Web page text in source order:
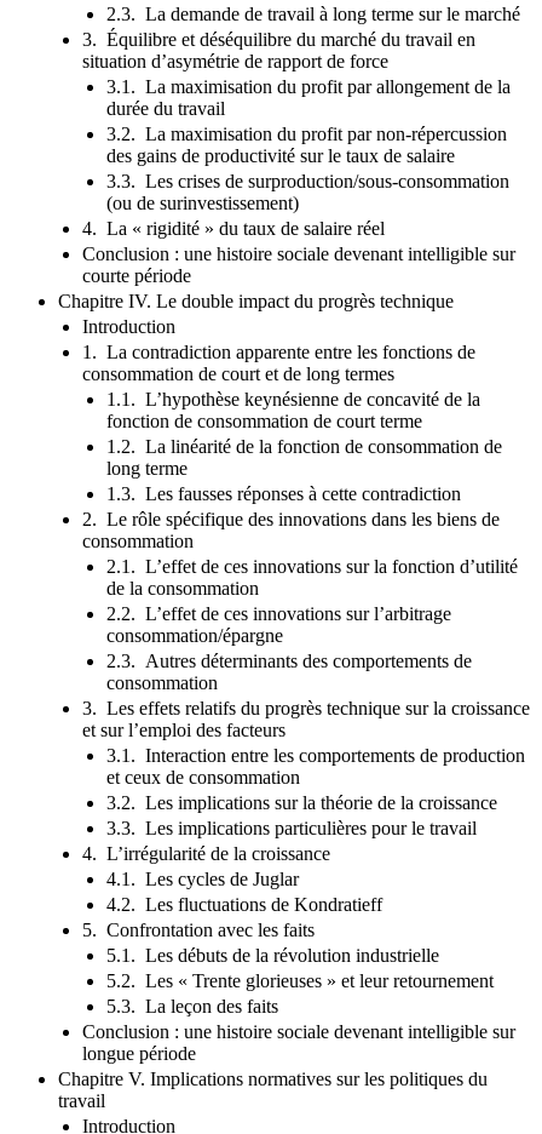
2.3. La demande de travail à long terme sur le marché
3. Équilibre et déséquilibre du marché du travail en
situation d’asymétrie de rapport de force
3.1. La maximisation du profit par allongement de la
durée du travail
3.2. La maximisation du profit par non-répercussion
des gains de productivité sur le taux de salaire
3.3. Les crises de surproduction/sous-consommation
(ou de surinvestissement)
4. La « rigidité » du taux de salaire réel
Conclusion : une histoire sociale devenant intelligible sur
courte période
Chapitre IV. Le double impact du progrès technique
Introduction
1. La contradiction apparente entre les fonctions de
consommation de court et de long termes
1.1. L’hypothèse keynésienne de concavité de la
fonction de consommation de court terme
1.2. La linéarité de la fonction de consommation de
long terme
1.3. Les fausses réponses à cette contradiction
2. Le rôle spécifique des innovations dans les biens de
consommation
2.1. L’effet de ces innovations sur la fonction d’utilité
de la consommation
2.2. L’effet de ces innovations sur l’arbitrage
consommation/épargne
2.3. Autres déterminants des comportements de
consommation
3. Les effets relatifs du progrès technique sur la croissance
et sur l’emploi des facteurs
3.1. Interaction entre les comportements de production
et ceux de consommation
3.2. Les implications sur la théorie de la croissance
3.3. Les implications particulières pour le travail
4. L’irrégularité de la croissance
4.1. Les cycles de Juglar
4.2. Les fluctuations de Kondratieff
5. Confrontation avec les faits
5.1. Les débuts de la révolution industrielle
5.2. Les « Trente glorieuses » et leur retournement
5.3. La leçon des faits
Conclusion : une histoire sociale devenant intelligible sur
longue période
Chapitre V. Implications normatives sur les politiques du
travail
Introduction